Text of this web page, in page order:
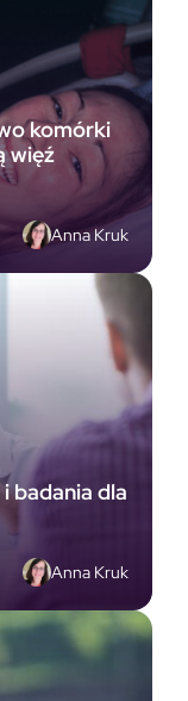
komórki
więź
Anna Kruk
badania dla
Anna Kruk